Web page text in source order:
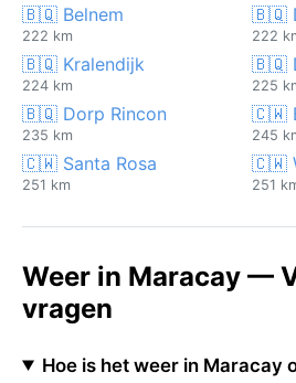
🇧🇶 Belnem
222 km
🇧🇶
222
🇧🇶 Kralendijk
224 km
🇧🇶
225
🇧🇶 Dorp Rincon
235 km
🇨🇼
245
🇨🇼 Santa Rosa
251 km
🇨🇼
251
Weer in Maracay —
vragen
Hoe is het weer in Maracay